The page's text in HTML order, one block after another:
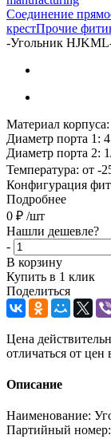
Соединение
крестПрочие
-Угольник
Материал
Диаметр порта 1:
Диаметр порта 2:
Температура: от
Конфигурация
Подробнее
0 ₽ /шт
Нашли дешевле?
-
В корзину
Купить в 1 клик
Поделиться
Цена
отличаться от
Описание
Наименование:
Партийный